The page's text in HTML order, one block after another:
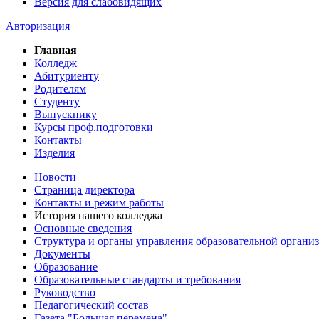
Авторизация
Главная
Колледж
Абитуриенту
Родителям
Студенту
Выпускнику
Курсы проф.подготовки
Контакты
Изделия
Новости
Страница директора
Контакты и режим работы
История нашего колледжа
Основные сведения
Структура и органы управления образовательной
Документы
Образование
Образовательные стандарты и требования
Руководство
Педагогический состав